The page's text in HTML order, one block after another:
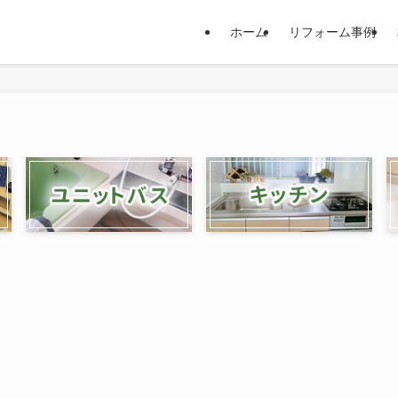
ホーム リフォーム事例